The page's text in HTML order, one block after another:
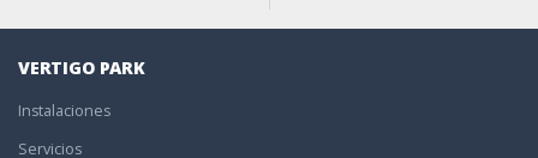
VERTIGO PARK
Instalaciones
Servicios